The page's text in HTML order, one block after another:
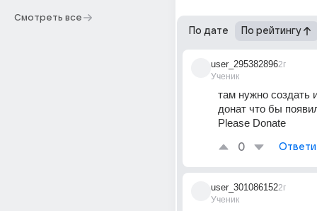
Смотреть все
По дате По рейтингу
user_295382896
Ученик
2г
там нужно создать
донат что бы
Please Donate
0
user_301086152
Ученик
2г